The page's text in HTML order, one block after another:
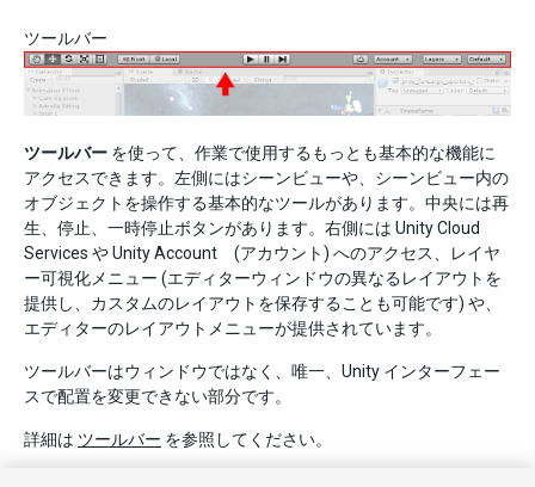
ツールバー
ツールバー を使って、作業で使用するもっとも基本的な機能に
アクセスできます。左側にはシーンビューや、シーンビュー内の
オブジェクトを操作する基本的なツールがあります。中央には再
生、停止、一時停止ボタンがあります。右側には Unity Cloud
Services や Unity Account (アカウント) へのアクセス、レイヤ
ー可視化メニュー (エディターウィンドウの異なるレイアウトを
提供し、カスタムのレイアウトを保存することも可能です) や、
エディターのレイアウトメニューが提供されています。
ツールバーはウィンドウではなく、唯一、Unity インターフェー
スで配置を変更できない部分です。
詳細は ツールバー を参照してください。